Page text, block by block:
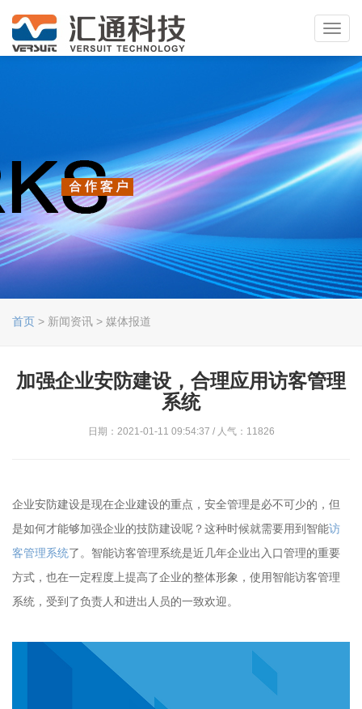
首页 > 新闻资讯 > 媒体报道
加强企业安防建设，合理应用访客管理
系统
日期：2021-01-11 09:54:37 / 人气：11826
企业安防建设是现在企业建设的重点，安全管理是必不可少的，但
是如何才能够加强企业的技防建设呢？这种时候就需要用到智能访
客管理系统了。智能访客管理系统是近几年企业出入口管理的重要
方式，也在一定程度上提高了企业的整体形象，使用智能访客管理
系统，受到了负责人和进出人员的一致欢迎。